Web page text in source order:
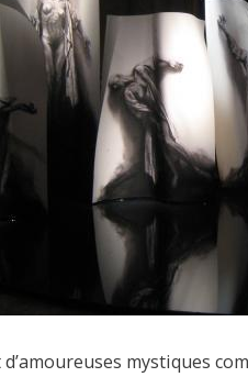
d’amoureuses mystiques